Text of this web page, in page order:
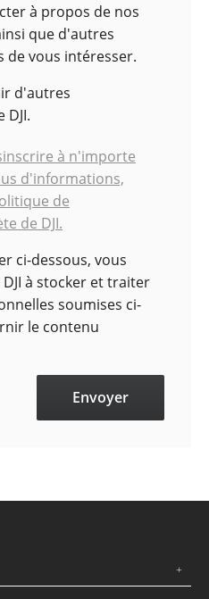
à propos de nos
que d'autres
de vous intéresser.
d'autres
à n'importe
d'informations,
de
de DJI.
ci-dessous, vous
à stocker et traiter
soumises ci-
le contenu